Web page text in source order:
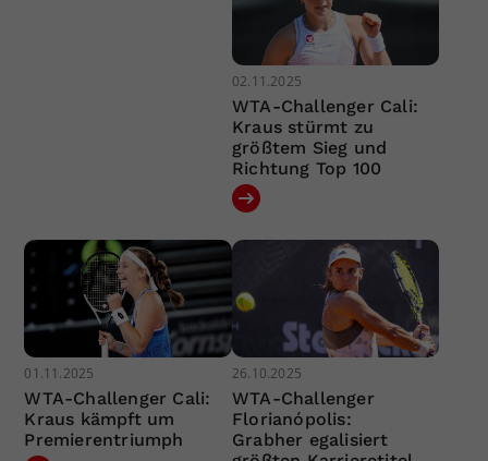
02.11.2025
WTA-Challenger Cali:
Kraus stürmt zu
größtem Sieg und
Richtung Top 100
01.11.2025
WTA-Challenger Cali:
Kraus kämpft um
Premierentriumph
26.10.2025
WTA-Challenger
Florianópolis:
Grabher egalisiert